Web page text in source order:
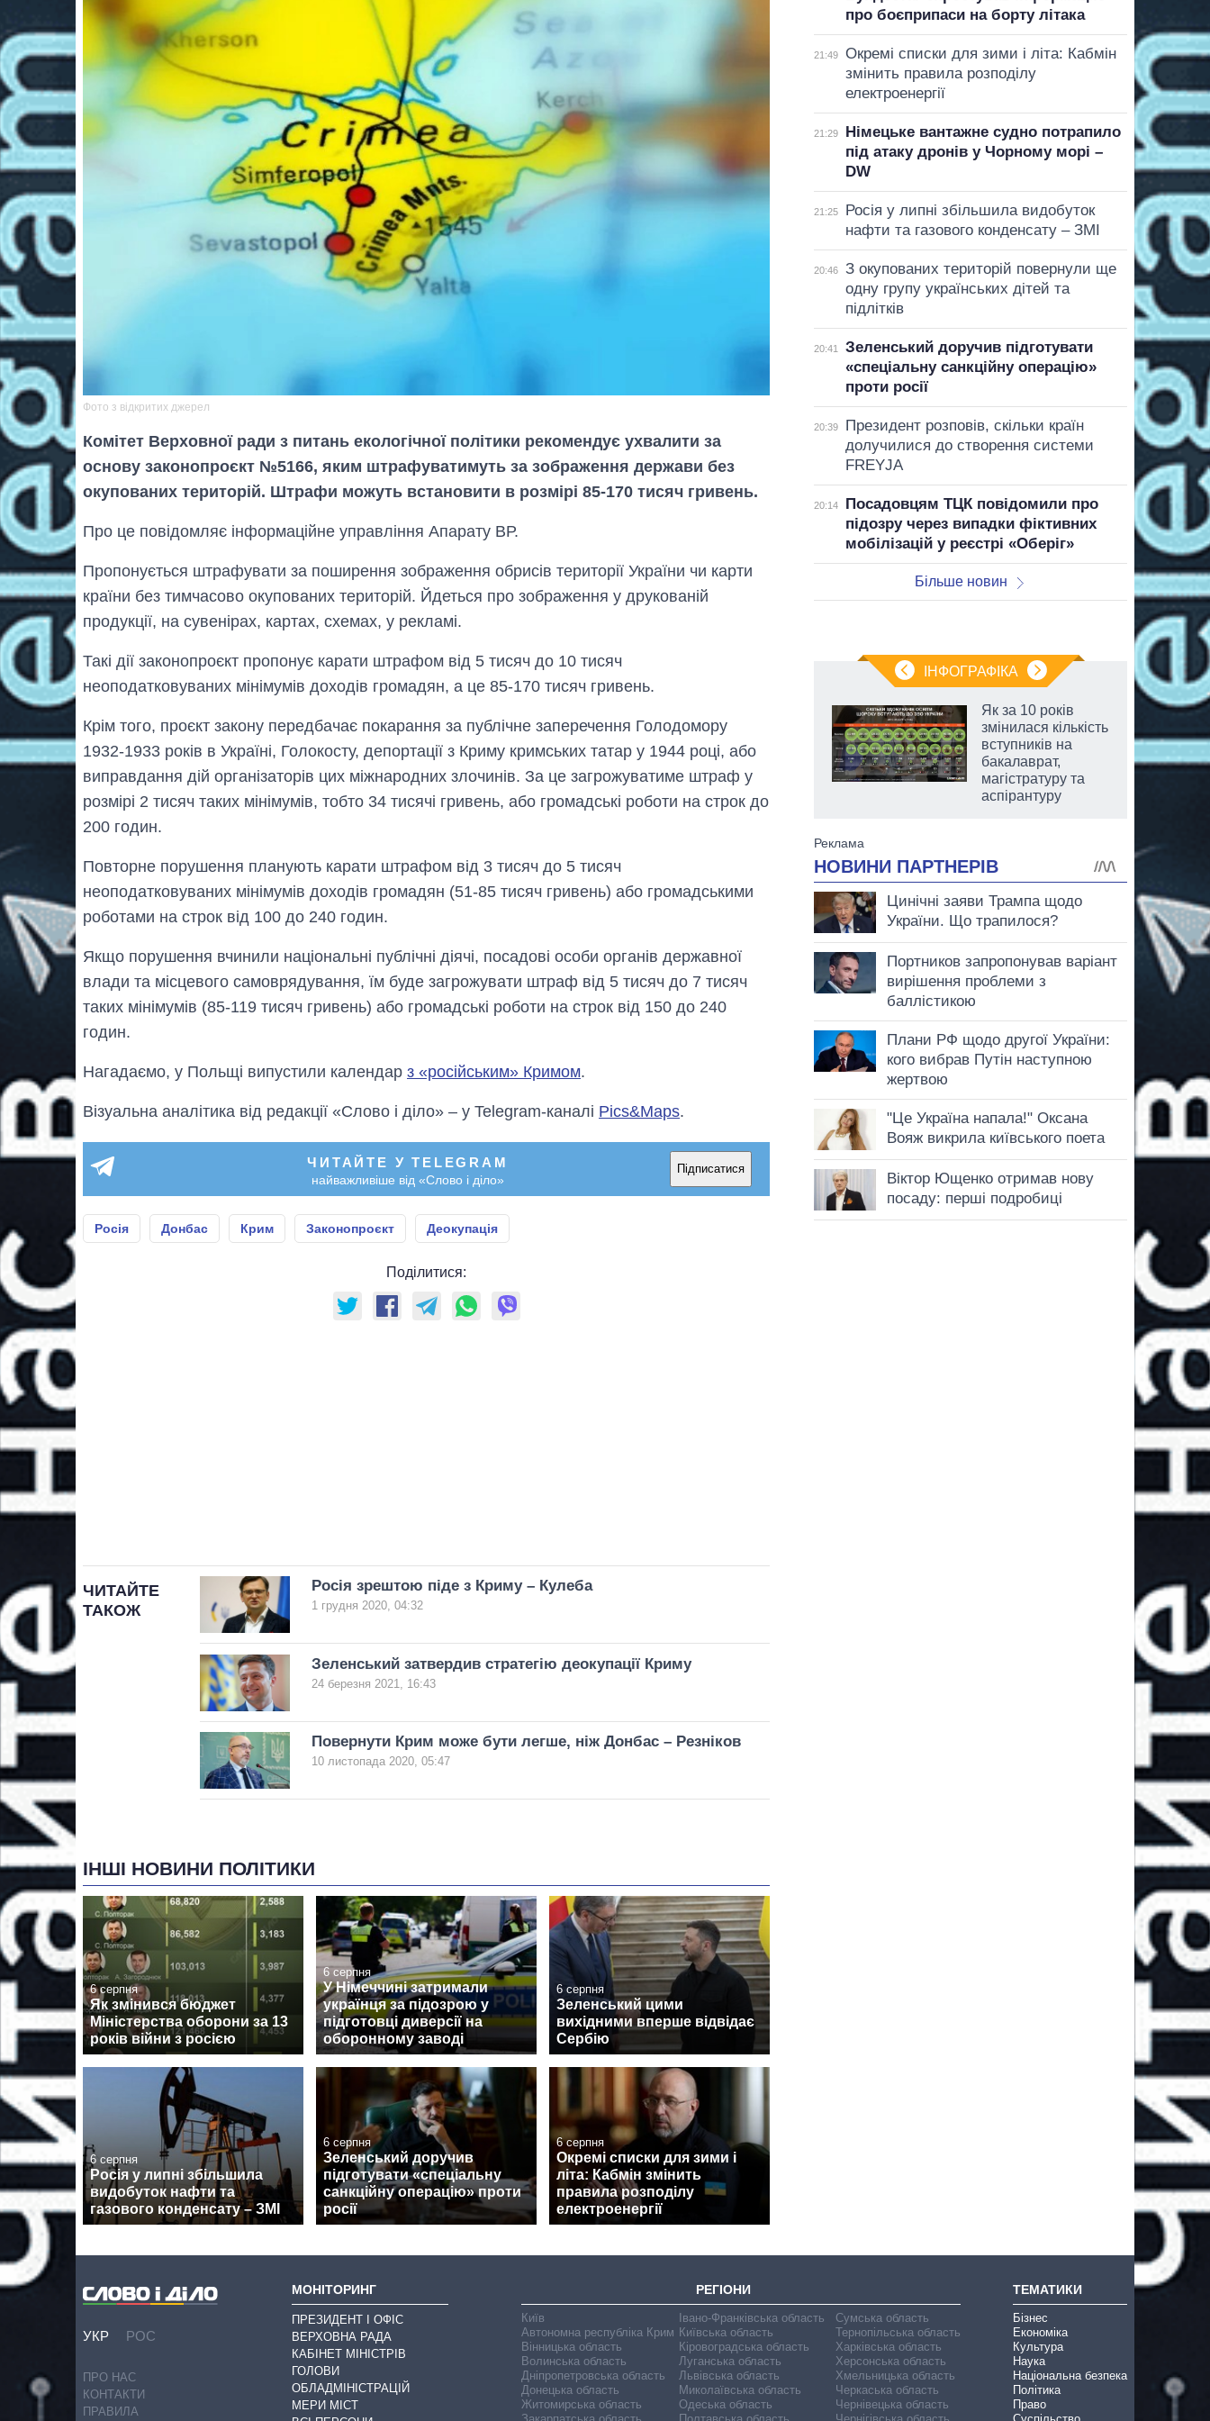
Фото з відкритих джерел
Комітет Верховної ради з питань екологічної політики рекомендує ухвалити за
основу законопроєкт №5166, яким штрафуватимуть за зображення держави без
окупованих територій. Штрафи можуть встановити в розмірі 85-170 тисяч гривень.
Про це повідомляє інформаційне управління Апарату ВР.
Пропонується штрафувати за поширення зображення обрисів території України чи карти
країни без тимчасово окупованих територій. Йдеться про зображення у друкованій
продукції, на сувенірах, картах, схемах, у рекламі.
Такі дії законопроєкт пропонує карати штрафом від 5 тисяч до 10 тисяч
неоподатковуваних мінімумів доходів громадян, а це 85-170 тисяч гривень.
Крім того, проєкт закону передбачає покарання за публічне заперечення Голодомору
1932-1933 років в Україні, Голокосту, депортації з Криму кримських татар у 1944 році, або
виправдання дій організаторів цих міжнародних злочинів. За це загрожуватиме штраф у
розмірі 2 тисяч таких мінімумів, тобто 34 тисячі гривень, або громадські роботи на строк до
200 годин.
Повторне порушення планують карати штрафом від 3 тисяч до 5 тисяч
неоподатковуваних мінімумів доходів громадян (51-85 тисяч гривень) або громадськими
роботами на строк від 100 до 240 годин.
Якщо порушення вчинили національні публічні діячі, посадові особи органів державної
влади та місцевого самоврядування, їм буде загрожувати штраф від 5 тисяч до 7 тисяч
таких мінімумів (85-119 тисяч гривень) або громадські роботи на строк від 150 до 240
годин.
Нагадаємо, у Польщі випустили календар з «російським» Кримом.
Візуальна аналітика від редакції «Слово і діло» – у Telegram-каналі Pics&Maps.
ЧИТАЙТЕ У TELEGRAM
найважливіше від «Слово і діло»
Підписатися
Росія Донбас Крим Законопроєкт Деокупація
Поділитися:
ЧИТАЙТЕ
ТАКОЖ
Росія зрештою піде з Криму – Кулеба
1 грудня 2020, 04:32
Зеленський затвердив стратегію деокупації Криму
24 березня 2021, 16:43
Повернути Крим може бути легше, ніж Донбас – Резніков
10 листопада 2020, 05:47
ІНШІ НОВИНИ ПОЛІТИКИ
6 серпня
Як змінився бюджет
Міністерства оборони за 13
років війни з росією
6 серпня
У Німеччині затримали
українця за підозрою у
підготовці диверсії на
оборонному заводі
6 серпня
Зеленський цими
вихідними вперше відвідає
Сербію
6 серпня
Росія у липні збільшила
видобуток нафти та
газового конденсату – ЗМІ
6 серпня
Зеленський доручив
підготувати «спеціальну
санкційну операцію» проти
росії
6 серпня
Окремі списки для зими і
літа: Кабмін змінить
правила розподілу
електроенергії
про боєприпаси на борту літака
21:49
Окремі списки для зими і літа: Кабмін
змінить правила розподілу
електроенергії
21:29
Німецьке вантажне судно потрапило
під атаку дронів у Чорному морі –
DW
21:25
Росія у липні збільшила видобуток
нафти та газового конденсату – ЗМІ
20:46
З окупованих територій повернули ще
одну групу українських дітей та
підлітків
20:41
Зеленський доручив підготувати
«спеціальну санкційну операцію»
проти росії
20:39
Президент розповів, скільки країн
долучилися до створення системи
FREYJA
20:14
Посадовцям ТЦК повідомили про
підозру через випадки фіктивних
мобілізацій у реєстрі «Оберіг»
Більше новин
ІНФОГРАФІКА
гігантів: скільки
коштують і
заробляють
OpenAI та
Anthropic
Як за 10 років
змінилася кількість
вступників на
бакалаврат,
магістратуру та
аспірантуру
УКР РОС
ПРО НАС
КОНТАКТИ
ПРАВИЛА
МОНІТОРИНГ
ПРЕЗИДЕНТ І ОФІС
ВЕРХОВНА РАДА
КАБІНЕТ МІНІСТРІВ
ГОЛОВИ
ОБЛАДМІНІСТРАЦІЙ
МЕРИ МІСТ
РЕГІОНИ
Київ
Автономна республіка Крим
Вінницька область
Волинська область
Дніпропетровська область
Донецька область
Житомирська область
Івано-Франківська область
Київська область
Кіровоградська область
Луганська область
Львівська область
Миколаївська область
Одеська область
Сумська область
Тернопільська область
Харківська область
Херсонська область
Хмельницька область
Черкаська область
Чернівецька область
ТЕМАТИКИ
Бізнес
Економіка
Культура
Наука
Національна безпека
Політика
Право